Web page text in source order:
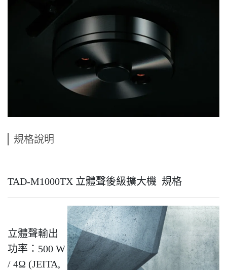
規格說明
TAD-M1000TX 立體聲後級擴大機 規格
立體聲輸出
功率：500 W
/ 4Ω (JEITA,